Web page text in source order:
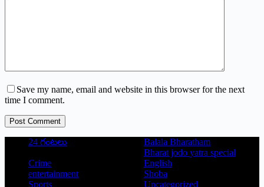
Save my name, email and website in this browser for the next
time I comment.
Post Comment
24 గంటలు
Balala Bharatham
Bharat jodo yatra special
Crime
English
entertainment
Shoba
Sports
Uncategorized